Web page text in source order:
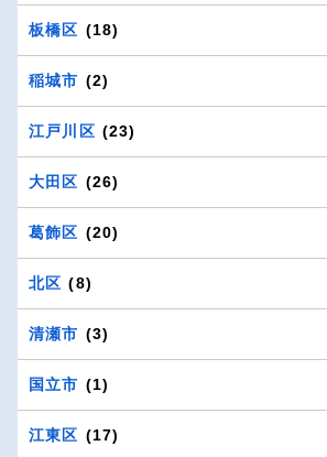
板橋区 (18)
稲城市 (2)
江戸川区 (23)
大田区 (26)
葛飾区 (20)
北区 (8)
清瀬市 (3)
国立市 (1)
江東区 (17)